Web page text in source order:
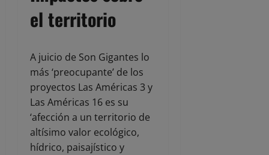
el territorio
A juicio de Son Gigantes lo
más ‘preocupante’ de los
proyectos Las Américas 3 y
Las Américas 16 es su
‘afección a un territorio de
altísimo valor ecológico,
hídrico, paisajístico y